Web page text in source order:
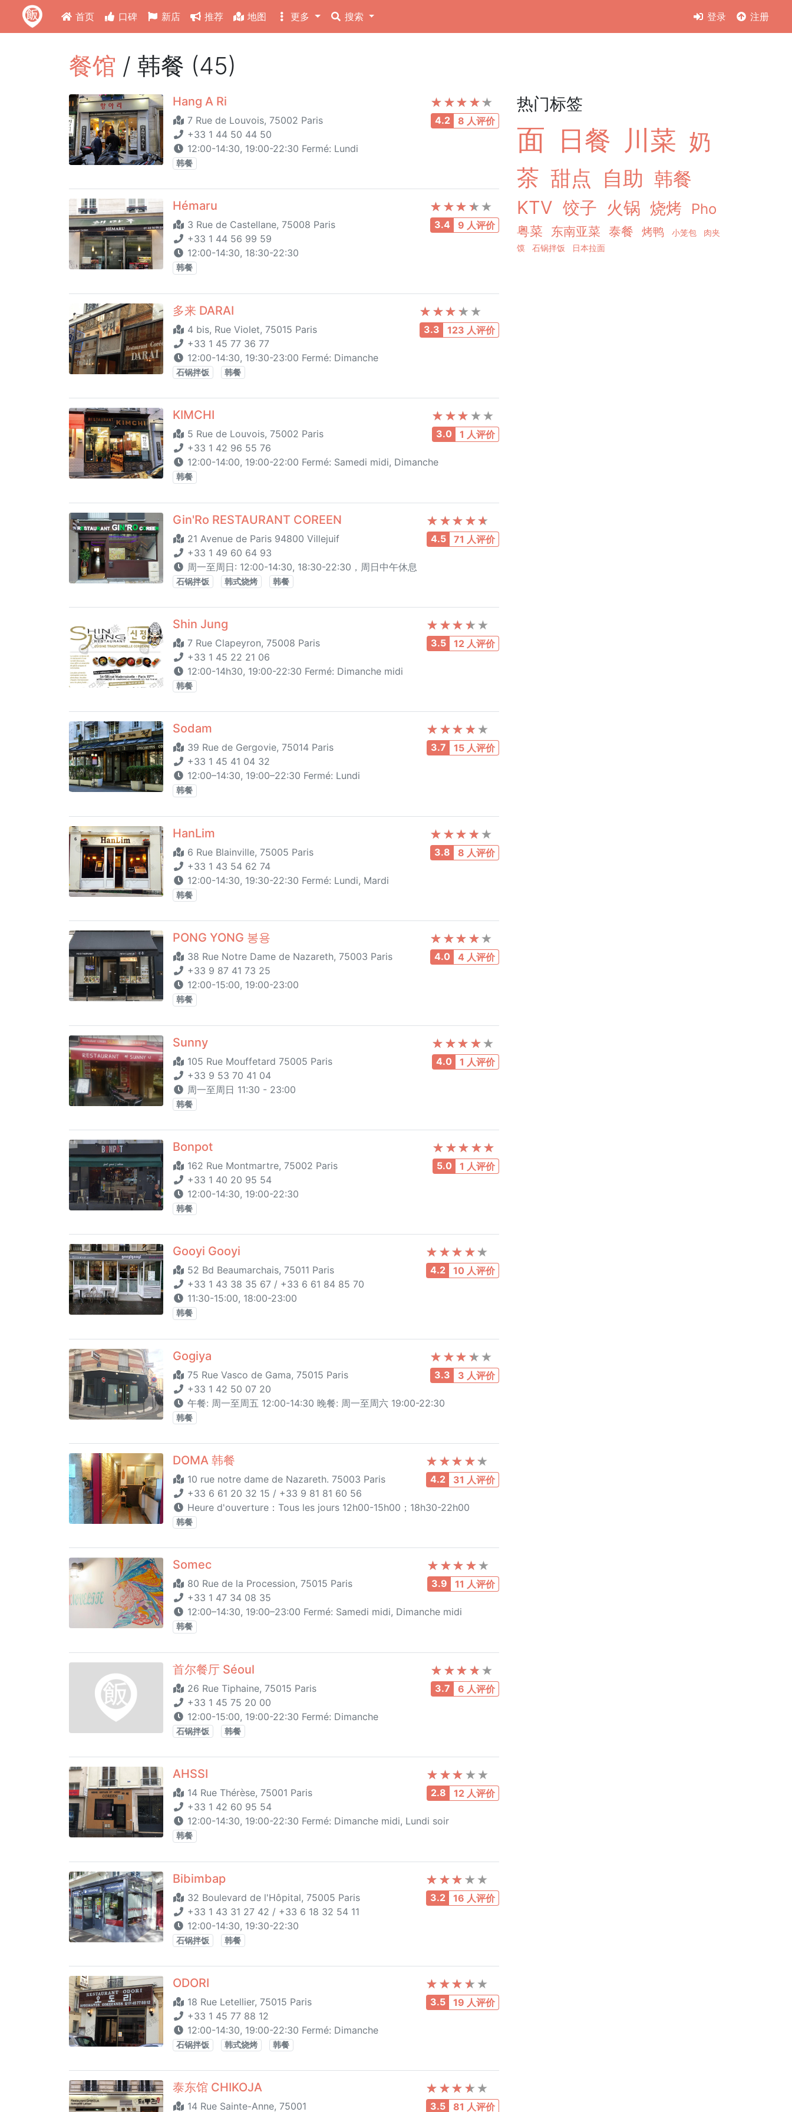
首页 口碑 新店 推荐 地图 更多 搜索 登录 注册
餐馆 / 韩餐 (45)
4.2 8 人评价
Hang A Ri
7 Rue de Louvois, 75002 Paris
+33 1 44 50 44 50
12:00-14:30, 19:00-22:30 Fermé: Lundi
韩餐
3.4 9 人评价
Hémaru
3 Rue de Castellane, 75008 Paris
+33 1 44 56 99 59
12:00-14:30, 18:30-22:30
韩餐
3.3 123 人评价
多来 DARAI
4 bis, Rue Violet, 75015 Paris‎
+33 1 45 77 36 77
12:00-14:30, 19:30-23:00 Fermé: Dimanche
石锅拌饭 韩餐
3.0 1 人评价
KIMCHI
5 Rue de Louvois, 75002 Paris
+33 1 42 96 55 76
12:00-14:00, 19:00-22:00 Fermé: Samedi midi, Dimanche
韩餐
4.5 71 人评价
Gin'Ro RESTAURANT COREEN
21 Avenue de Paris 94800 Villejuif
+33 1 49 60 64 93
周一至周日: 12:00-14:30, 18:30-22:30，周日中午休息
石锅拌饭 韩式烧烤 韩餐
3.5 12 人评价
Shin Jung
7 Rue Clapeyron, 75008 Paris
+33 1 45 22 21 06
12:00-14h30, 19:00-22:30 Fermé: Dimanche midi
韩餐
3.7 15 人评价
Sodam
39 Rue de Gergovie, 75014 Paris
+33 1 45 41 04 32
12:00–14:30, 19:00–22:30 Fermé: Lundi
韩餐
3.8 8 人评价
HanLim
6 Rue Blainville, 75005 Paris
+33 1 43 54 62 74
12:00-14:30, 19:30-22:30 Fermé: Lundi, Mardi
韩餐
4.0 4 人评价
PONG YONG 봉용
38 Rue Notre Dame de Nazareth, 75003 Paris
+33 9 87 41 73 25
12:00-15:00, 19:00-23:00
韩餐
4.0 1 人评价
Sunny
105 Rue Mouffetard 75005 Paris
+33 9 53 70 41 04
周一至周日 11:30 - 23:00
韩餐
5.0 1 人评价
Bonpot
162 Rue Montmartre, 75002 Paris
+33 1 40 20 95 54
12:00-14:30, 19:00-22:30
韩餐
4.2 10 人评价
Gooyi Gooyi
52 Bd Beaumarchais, 75011 Paris
+33 1 43 38 35 67 / +33 6 61 84 85 70
11:30-15:00, 18:00-23:00
韩餐
3.3 3 人评价
Gogiya
75 Rue Vasco de Gama, 75015 Paris
+33 1 42 50 07 20
午餐: 周一至周五 12:00-14:30 晚餐: 周一至周六 19:00-22:30
韩餐
4.2 31 人评价
DOMA 韩餐
10 rue notre dame de Nazareth. 75003 Paris
+33 6 61 20 32 15 / +33 9 81 81 60 56
Heure d'ouverture：Tous les jours 12h00-15h00；18h30-22h00
韩餐
3.9 11 人评价
Somec
80 Rue de la Procession, 75015 Paris
+33 1 47 34 08 35
12:00–14:30, 19:00–23:00 Fermé: Samedi midi, Dimanche midi
韩餐
3.7 6 人评价
首尔餐厅 Séoul
26 Rue Tiphaine, 75015 Paris
+33 1 45 75 20 00
12:00-15:00, 19:00-22:30 Fermé: Dimanche
石锅拌饭 韩餐
2.8 12 人评价
AHSSI
14 Rue Thérèse, 75001 Paris
+33 1 42 60 95 54
12:00-14:30, 19:00-22:30 Fermé: Dimanche midi, Lundi soir
韩餐
3.2 16 人评价
Bibimbap
32 Boulevard de l'Hôpital, 75005 Paris
+33 1 43 31 27 42 / +33 6 18 32 54 11
12:00-14:30, 19:30-22:30
石锅拌饭 韩餐
3.5 19 人评价
ODORI
18 Rue Letellier, 75015 Paris
+33 1 45 77 88 12
12:00-14:30, 19:00-22:30 Fermé: Dimanche
石锅拌饭 韩式烧烤 韩餐
3.5 81 人评价
泰东馆 CHIKOJA
14 Rue Sainte-Anne, 75001
热门标签
面 日餐 川菜 奶
茶 甜点 自助 韩餐
KTV 饺子 火锅 烧烤 Pho
粤菜 东南亚菜 泰餐 烤鸭 小笼包
肉夹
馍
石锅拌饭 日本拉面